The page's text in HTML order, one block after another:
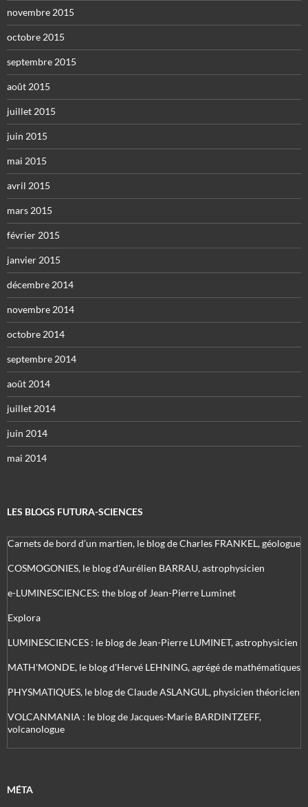
novembre 2015
octobre 2015
septembre 2015
août 2015
juillet 2015
juin 2015
mai 2015
avril 2015
mars 2015
février 2015
janvier 2015
décembre 2014
novembre 2014
octobre 2014
septembre 2014
août 2014
juillet 2014
juin 2014
mai 2014
LES BLOGS FUTURA-SCIENCES
Carnets de bord d’un martien, le blog de Charles FRANKEL, géologue
COSMOGONIES, le blog d'Aurélien BARRAU, astrophysicien
e-LUMINESCIENCES: the blog of Jean-Pierre Luminet
Explora
LUMINESCIENCES : le blog de Jean-Pierre LUMINET, astrophysicien
MATH'MONDE, le blog d'Hervé LEHNING, agrégé de mathématiques
PHYSMATIQUES, le blog de Claude ASLANGUL, physicien théoricien
VOLCANMANIA : le blog de Jacques-Marie BARDINTZEFF,
volcanologue
MÉTA